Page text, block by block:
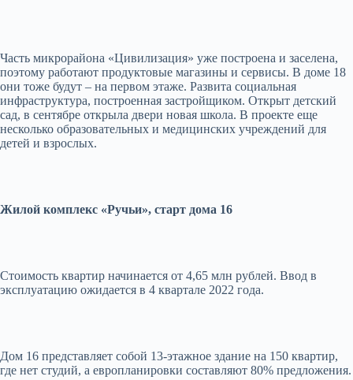
Часть микрорайона «Цивилизация» уже построена и заселена,
поэтому работают продуктовые магазины и сервисы. В доме 18
они тоже будут – на первом этаже. Развита социальная
инфраструктура, построенная застройщиком. Открыт детский
сад, в сентябре открыла двери новая школа. В проекте еще
несколько образовательных и медицинских учреждений для
детей и взрослых.
Жилой комплекс «Ручьи», старт дома 16
Стоимость квартир начинается от 4,65 млн рублей. Ввод в
эксплуатацию ожидается в 4 квартале 2022 года.
Дом 16 представляет собой 13-этажное здание на 150 квартир,
где нет студий, а европланировки составляют 80% предложения.